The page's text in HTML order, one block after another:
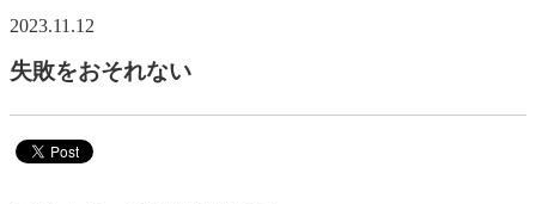
2023.11.12
失敗をおそれない